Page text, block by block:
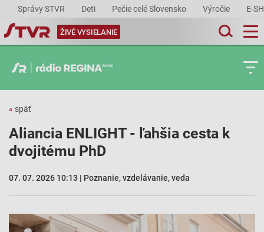
Správy STVR Deti Pečie celé Slovensko Výročie E-
ŽIVÉ VYSIELANIE
« späť
Aliancia ENLIGHT - ľahšia cesta k
dvojitému PhD
07. 07. 2026 10:13 | Poznanie, vzdelávanie, veda